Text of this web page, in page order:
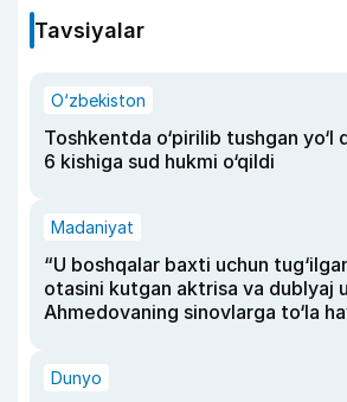
Tavsiyalar
O‘zbekiston
Toshkentda o‘pirilib tushgan yo‘l
6 kishiga sud hukmi o‘qildi
Madaniyat
“U boshqalar baxti uchun
otasini kutgan aktrisa va dublyaj
Ahmedovaning sinovlarga to‘la
Dunyo